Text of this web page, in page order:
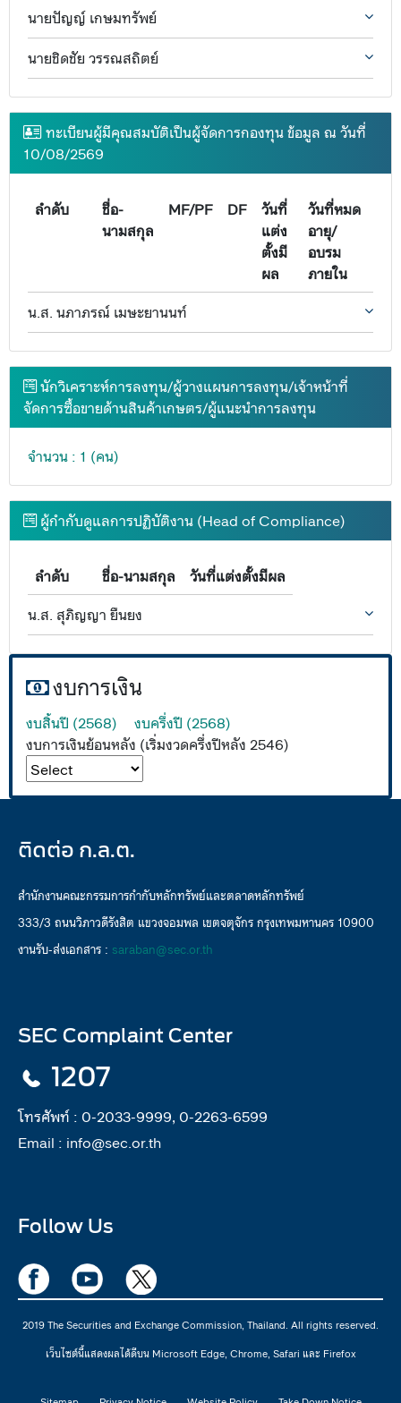
นายปัญญ์ เกษมทรัพย์
นายชิดชัย วรรณสถิตย์
ทะเบียนผู้มีคุณสมบัติเป็นผู้จัดการกองทุน ข้อมูล ณ วันที่
10/08/2569
ลำดับ
ชื่อ-
นามสกุล
MF/PF DF
วันที่
แต่ง
ตั้งมี
ผล
วันที่หมด
อายุ/
อบรม
ภายใน
น.ส. นภาภรณ์ เมษะยานนท์
นักวิเคราะห์การลงทุน/ผู้วางแผนการลงทุน/เจ้าหน้าที่
จัดการซื้อขายด้านสินค้าเกษตร/ผู้แนะนำการลงทุน
จำนวน : 1 (คน)
ผู้กำกับดูแลการปฏิบัติงาน (Head of Compliance)
ลำดับ ชื่อ-นามสกุล
วันที่แต่งตั้งมีผล
น.ส. สุภิญญา ยืนยง
งบการเงิน
งบสิ้นปี (2568)
งบครึ่งปี (2568)
งบการเงินย้อนหลัง (เริ่มงวดครึ่งปีหลัง 2546)
ติดต่อ ก.ล.ต.
สำนักงานคณะกรรมการกำกับหลักทรัพย์และตลาดหลักทรัพย์
333/3 ถนนวิภาวดีรังสิต แขวงจอมพล เขตจตุจักร กรุงเทพมหานคร 10900
งานรับ-ส่งเอกสาร : saraban@sec.or.th
SEC Complaint Center
1207
โทรศัพท์ : 0-2033-9999, 0-2263-6599
Email : info@sec.or.th
Follow Us
2019 The Securities and Exchange Commission, Thailand. All rights reserved.
เว็บไซต์นี้แสดงผลได้ดีบน Microsoft Edge, Chrome, Safari และ Firefox